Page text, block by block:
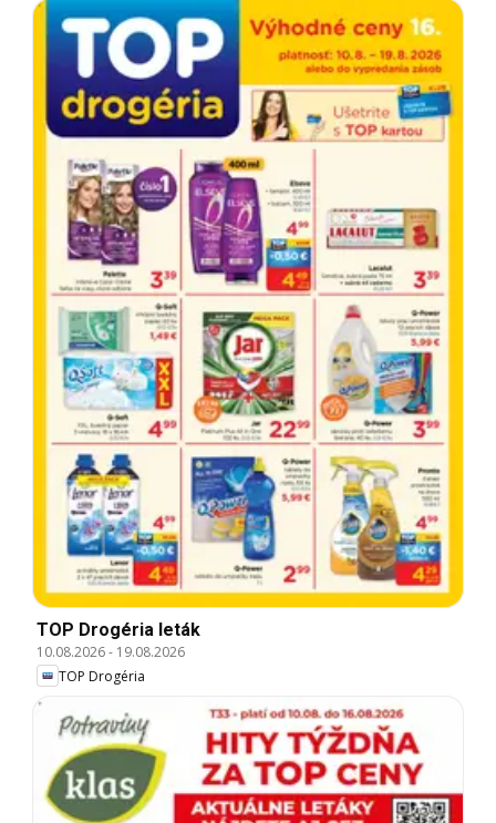
TOP Drogéria leták
10.08.2026- 19.08.2026
TOP Drogéria